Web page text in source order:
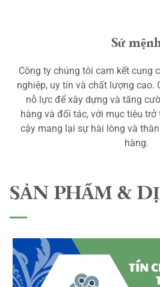
Sứ
Công ty chúng tôi cam kết cung
nghiệp, uy tín và chất lượng cao.
nỗ lực để xây dựng và tăng
hàng và đối tác, với mục tiêu
cậy mang lại sự hài lòng và
hàng.
SẢN PHẨM &